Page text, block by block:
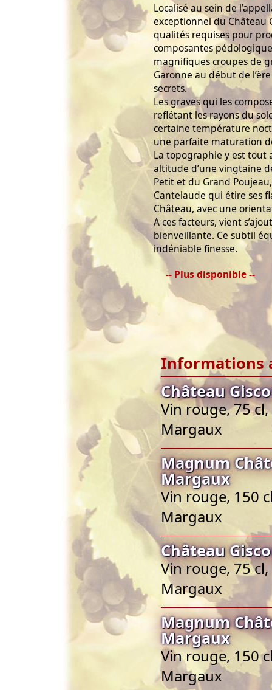
Localisé au sein de
exceptionnel du Château
qualités requises pour
composantes
magnifiques croupes de
Garonne au début de
secrets.
Les graves qui les
reflétant les rayons du
certaine température
une parfaite maturation
La topographie y est tout
altitude d’une vingtaine
Petit et du Grand
Cantelaude qui étire ses
Château, avec une
A ces facteurs, vient
bienveillante. Ce subtil
indéniable finesse.
-- Plus disponible --
Informations
Château
Vin rouge, 75
Margaux
Magnum
Margaux
Vin rouge, 150
Margaux
Château
Vin rouge, 75
Margaux
Magnum
Margaux
Vin rouge, 150
Margaux